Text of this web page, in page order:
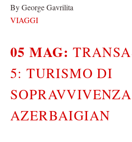
By George Gavrilita
VIAGGI
05 MAG:
5: TURISMO DI
AZERBAIGIAN